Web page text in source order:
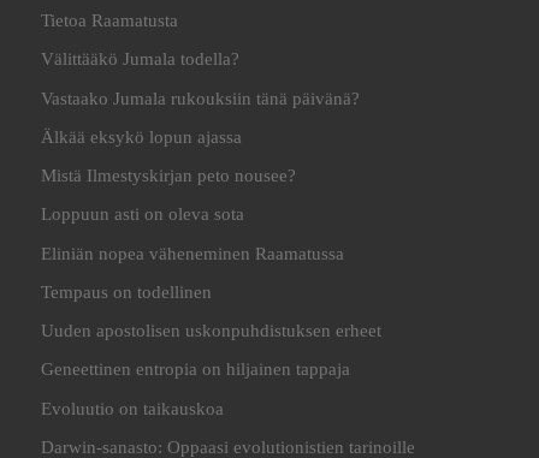
Tietoa Raamatusta
Välittääkö Jumala todella?
Vastaako Jumala rukouksiin tänä päivänä?
Älkää eksykö lopun ajassa
Mistä Ilmestyskirjan peto nousee?
Loppuun asti on oleva sota
Eliniän nopea väheneminen Raamatussa
Tempaus on todellinen
Uuden apostolisen uskonpuhdistuksen erheet
Geneettinen entropia on hiljainen tappaja
Evoluutio on taikauskoa
Darwin-sanasto: Oppaasi evolutionistien tarinoille